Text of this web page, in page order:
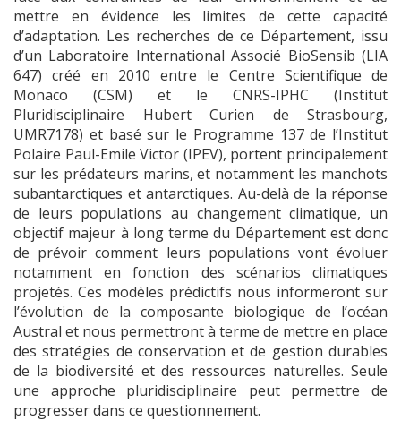
mettre en évidence les limites de cette capacité
d’adaptation. Les recherches de ce Département, issu
d’un Laboratoire International Associé BioSensib (LIA
647) créé en 2010 entre le Centre Scientifique de
Monaco (CSM) et le CNRS-IPHC (Institut
Pluridisciplinaire Hubert Curien de Strasbourg,
UMR7178) et basé sur le Programme 137 de l’Institut
Polaire Paul-Emile Victor (IPEV), portent principalement
sur les prédateurs marins, et notamment les manchots
subantarctiques et antarctiques. Au-delà de la réponse
de leurs populations au changement climatique, un
objectif majeur à long terme du Département est donc
de prévoir comment leurs populations vont évoluer
notamment en fonction des scénarios climatiques
projetés. Ces modèles prédictifs nous informeront sur
l’évolution de la composante biologique de l’océan
Austral et nous permettront à terme de mettre en place
des stratégies de conservation et de gestion durables
de la biodiversité et des ressources naturelles. Seule
une approche pluridisciplinaire peut permettre de
progresser dans ce questionnement.